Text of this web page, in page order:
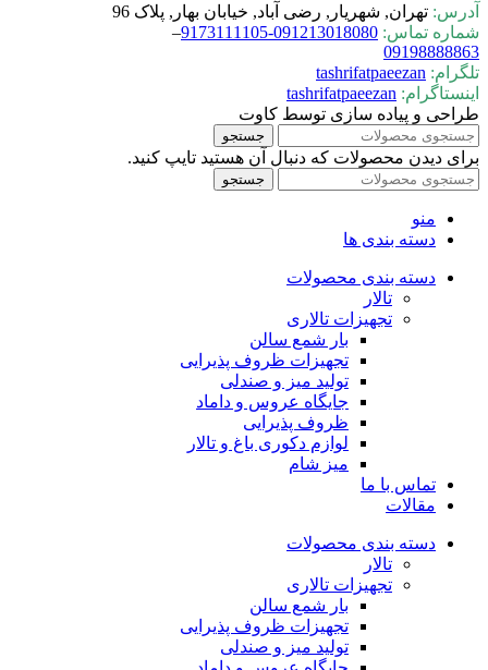
آدرس: تهران, شهریار, رضی آباد, خیابان بهار, پلاک 96
شماره تماس:
091213018080-9173111105
–
09198888863
تلگرام: tashrifatpaeezan
اینستاگرام: tashrifatpaeezan
طراحی و پیاده سازی توسط کاوت
جستجو
برای دیدن محصولات که دنبال آن هستید تایپ کنید.
جستجو
منو
دسته بندی ها
دسته بندی محصولات
تالار
تجهیزات تالاری
بار شمع سالن
تجهیزات ظروف پذیرایی
تولید میز و صندلی
جایگاه عروس و داماد
ظروف پذیرایی
لوازم دکوری باغ و تالار
میز شام
تماس با ما
مقالات
دسته بندی محصولات
تالار
تجهیزات تالاری
بار شمع سالن
تجهیزات ظروف پذیرایی
تولید میز و صندلی